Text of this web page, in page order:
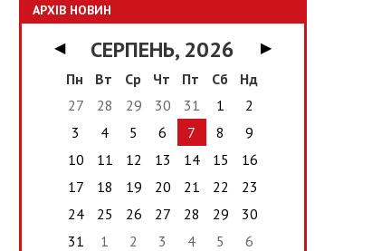
АРХІВ НОВИН
◀ СЕРПЕНЬ, 2026
▶
Пн
Вт Ср Чт Пт Сб
Нд
27
28 29 30 31 1
2
3
4 5 6 7 8
9
10
11 12 13 14 15
16
17
18 19 20 21 22
23
24
25 26 27 28 29
30
31
1 2 3 4 5 6